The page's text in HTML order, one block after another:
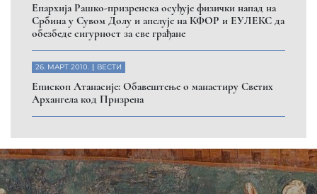
Eпархија Рашко-призренска осуђује физички напад на
Србина у Сувом Долу и апелује на КФОР и ЕУЛЕКС да
обезбеде сигурност за све грађане
26. МАРТ 2010. ВЕСТИ
Eпископ Атанасије: Обавештење о манастиру Светих
Архангела код Призрена